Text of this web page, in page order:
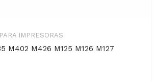
IMPRESORAS
M402 M426 M125 M126 M127